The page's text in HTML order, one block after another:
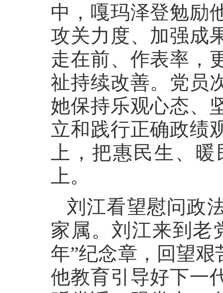
中，嘎玛泽登勉励
攻关力度、加强成
走在前、作表率，
祉持续改善。党员
她保持乐观心态、
立和践行正确政绩
上，把惠民生、
上。
刘江看望慰问政
家属。刘江来到老
年”纪念章，回望
他教育引导好下一